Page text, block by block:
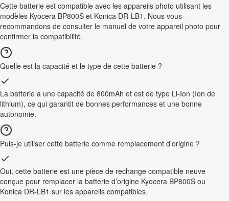
Cette batterie est compatible avec les appareils photo utilisant les
modèles Kyocera BP800S et Konica DR-LB1. Nous vous
recommandons de consulter le manuel de votre appareil photo pour
confirmer la compatibilité.
Quelle est la capacité et le type de cette batterie ?
La batterie a une capacité de 800mAh et est de type Li-Ion (Ion de
lithium), ce qui garantit de bonnes performances et une bonne
autonomie.
Puis-je utiliser cette batterie comme remplacement d’origine ?
Oui, cette batterie est une pièce de rechange compatible neuve
conçue pour remplacer la batterie d’origine Kyocera BP800S ou
Konica DR-LB1 sur les appareils compatibles.